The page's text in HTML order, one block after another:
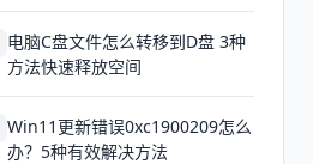
电脑C盘文件怎么转移到D盘 3种
方法快速释放空间
Win11更新错误0xc1900209怎么
办？5种有效解决方法